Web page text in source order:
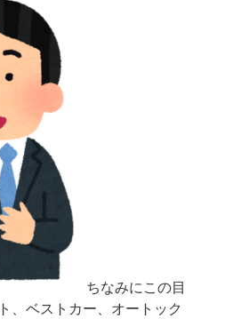
ちなみにこの目
、ベストカー、オートック